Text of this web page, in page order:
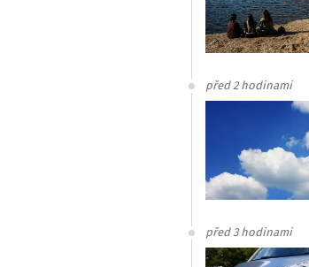
před 2 hodinami
před 3 hodinami